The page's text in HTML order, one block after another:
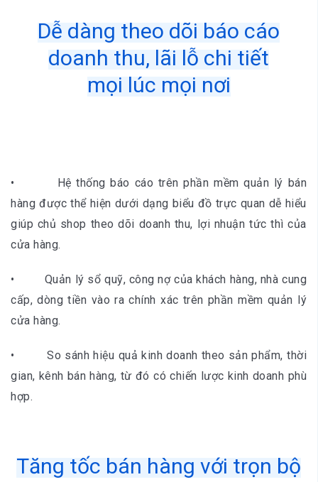
Dễ dàng theo dõi báo cáo
doanh thu, lãi lỗ chi tiết
mọi lúc mọi nơi
• Hệ thống báo cáo trên phần mềm quản lý bán
hàng được thể hiện dưới dạng biểu đồ trực quan dễ hiểu
giúp chủ shop theo dõi doanh thu, lợi nhuận tức thì của
cửa hàng.
• Quản lý sổ quỹ, công nợ của khách hàng, nhà cung
cấp, dòng tiền vào ra chính xác trên phần mềm quản lý
cửa hàng.
• So sánh hiệu quả kinh doanh theo sản phẩm, thời
gian, kênh bán hàng, từ đó có chiến lược kinh doanh phù
hợp.
Tăng tốc bán hàng với trọn bộ